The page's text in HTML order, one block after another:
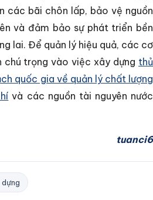
các bãi chôn lấp, bảo vệ nguồn
và đảm bảo sự phát triển bền
lai. Để quản lý hiệu quả, các cơ
chú trọng vào việc xây dựng thủ
quốc gia về quản lý chất lượng
và các nguồn tài nguyên nước
tuanci6